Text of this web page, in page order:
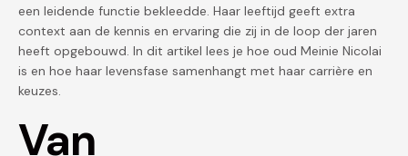
een leidende functie bekleedde. Haar leeftijd geeft extra
context aan de kennis en ervaring die zij in de loop der jaren
heeft opgebouwd. In dit artikel lees je hoe oud Meinie Nicolai
is en hoe haar levensfase samenhangt met haar carrière en
keuzes.
Van